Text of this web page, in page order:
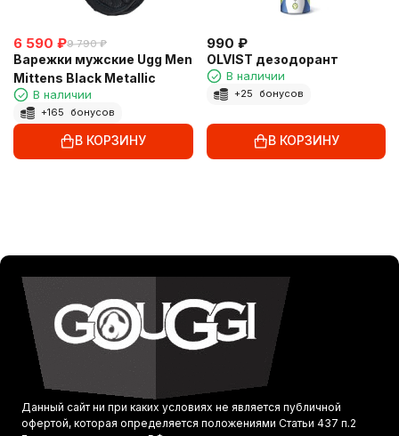
6 590 ₽9 790 ₽
Варежки мужские Ugg Men
Mittens Black Metallic
В наличии
+165 бонусов
В КОРЗИНУ
990 ₽
OLVIST дезодорант
В наличии
+25 бонусов
В КОРЗИНУ
Данный сайт ни при каких условиях не является публичной
офертой, которая определяется положениями Статьи 437 п.2